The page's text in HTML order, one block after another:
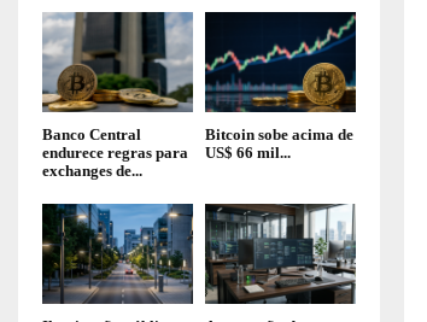
Banco Central
endurece regras para
exchanges de...
Bitcoin sobe acima de
US$ 66 mil...